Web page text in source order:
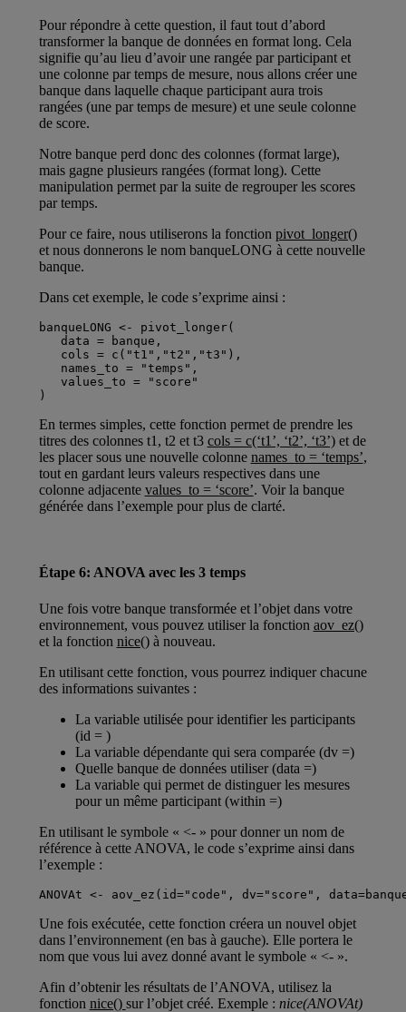
Pour répondre à cette question, il faut tout d’abord
transformer la banque de données en format long. Cela
signifie qu’au lieu d’avoir une rangée par participant et
une colonne par temps de mesure, nous allons créer une
banque dans laquelle chaque participant aura trois
rangées (une par temps de mesure) et une seule colonne
de score.
Notre banque perd donc des colonnes (format large),
mais gagne plusieurs rangées (format long). Cette
manipulation permet par la suite de regrouper les scores
par temps.
Pour ce faire, nous utiliserons la fonction pivot_longer()
et nous donnerons le nom banqueLONG à cette nouvelle
banque.
Dans cet exemple, le code s’exprime ainsi :
banqueLONG <- pivot_longer(
   data = banque,
   cols = c("t1","t2","t3"),
names_to = "temps",
values_to = "score"
)
En termes simples, cette fonction permet de prendre les
titres des colonnes t1, t2 et t3 cols = c(‘t1’, ‘t2’, ‘t3’)et de
les placer sous une nouvelle colonne names_to = ‘temps’,
tout en gardant leurs valeurs respectives dans une
colonne adjacente values_to = ‘score’. Voir la banque
générée dans l’exemple pour plus de clarté.
Étape 6: ANOVA avec les 3 temps
Une fois votre banque transformée et l’objet dans votre
environnement, vous pouvez utiliser la fonction aov_ez()
et la fonction nice()à nouveau.
En utilisant cette fonction, vous pourrez indiquer chacune
des informations suivantes :
La variable utilisée pour identifier les participants
(id = )
La variable dépendante qui sera comparée (dv =)
Quelle banque de données utiliser (data =)
La variable qui permet de distinguer les mesures
pour un même participant (within =)
En utilisant le symbole « <- » pour donner un nom de
référence à cette ANOVA, le code s’exprime ainsi dans
l’exemple :
ANOVAt <- aov_ez(id="code", dv="score",
Une fois exécutée, cette fonction créera un nouvel objet
dans l’environnement (en bas à gauche). Elle portera le
nom que vous lui avez donné avant le symbole « <- ».
Afin d’obtenir les résultats de l’ANOVA, utilisez la
fonction nice() sur l’objet créé. Exemple : nice(ANOVAt)